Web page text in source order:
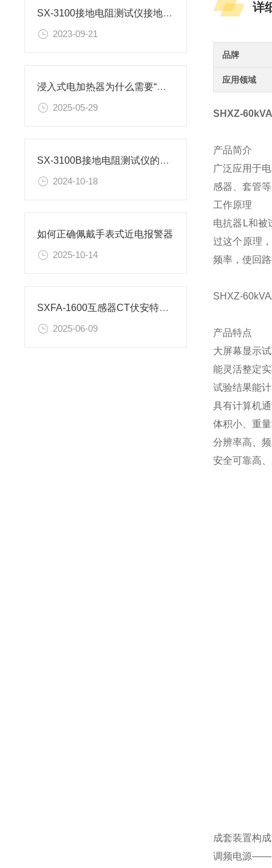
SX-3100接地电阻测试仪接地的原理
2023-09-21
浸入式电加热器为什么需要“全浸没”才能安全工作？
2025-05-29
SX-3100B接地电阻测试仪的正确测量方法
2024-10-18
如何正确佩戴手表式近电报警器
2025-10-14
SXFA-1600互感器CT伏安特性测量方法
2025-06-09
详
品牌
应用领域
SHXZ-
产品简介
广泛应用于
感器、套管
工作原理
电抗器L和被
过这个原理
频率，使回
SHXZ-
产品特点
大屏幕显示
能灵活整定
试验结果能
具有计算机
体积小、重
分辨率高、
安全可靠高
成套装置构成
调频电源——